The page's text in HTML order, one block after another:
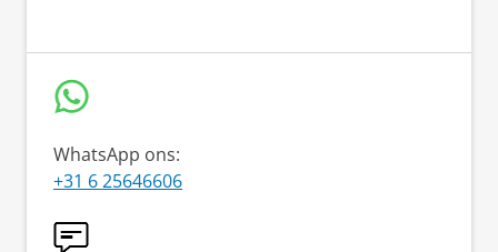
WhatsApp ons:
+31 6 25646606